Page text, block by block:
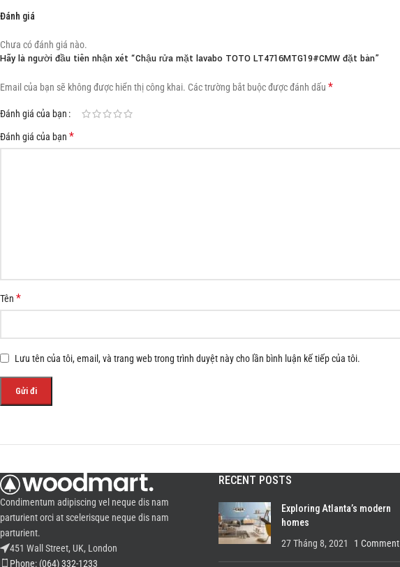
Đánh giá
Chưa có đánh giá nào.
Hãy là người đầu tiên nhận xét “Chậu rửa mặt lavabo TOTO LT4716MTG19#CMW đặt bàn”
Email của bạn sẽ không được hiển thị công khai. Các trường bắt buộc được đánh dấu *
Đánh giá của bạn
Đánh giá của bạn *
Tên *
Lưu tên của tôi, email, và trang web trong trình duyệt này cho lần bình luận kế tiếp của tôi.
Condimentum adipiscing vel neque dis nam
parturient orci at scelerisque neque dis nam
parturient.
451 Wall Street, UK, London
Phone: (064) 332-1233
RECENT POSTS
Exploring Atlanta’s modern
homes
27 Tháng 8, 2021
1 Comment